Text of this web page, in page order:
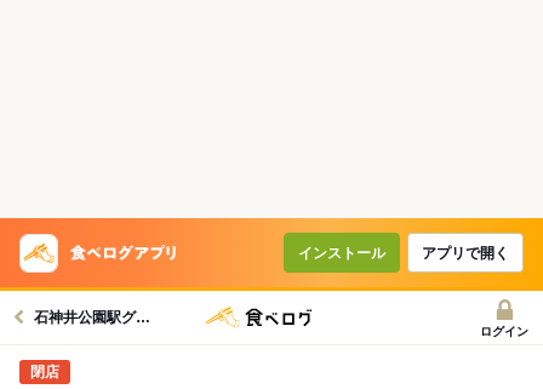
インストール アプリで開く
石神井公園駅グルメへ
ログイン